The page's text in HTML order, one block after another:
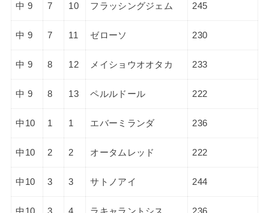
中 9 7 10 フラッシングジェム 245
中 9 7 11 ゼローソ 230
中 9 8 12 メイショウオオタカ 233
中 9 8 13 ペルルドール 222
中10 1 1 エバーミランダ 236
中10 2 2 オータムレッド 222
中10 3 3 サトノアイ 244
中10 3 4 ラキャラントシス 236